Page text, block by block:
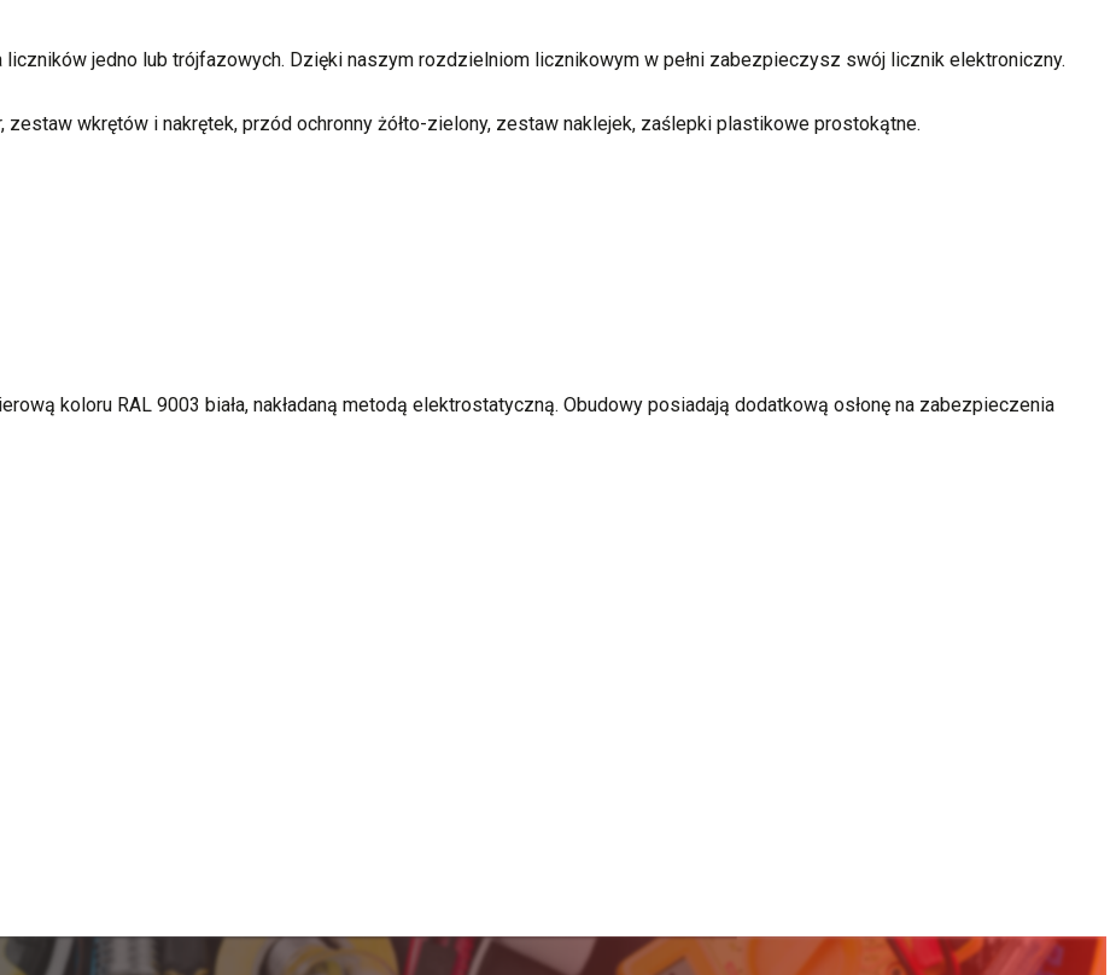
jedno lub trójfazowych. Dzięki naszym rozdzielniom licznikowym w pełni zabezpieczysz swój licznik elektroniczny.
wkrętów i nakrętek, przód ochronny żółto-zielony, zestaw naklejek, zaślepki plastikowe prostokątne.
koloru RAL 9003 biała, nakładaną metodą elektrostatyczną. Obudowy posiadają dodatkową osłonę na zabezpieczenia